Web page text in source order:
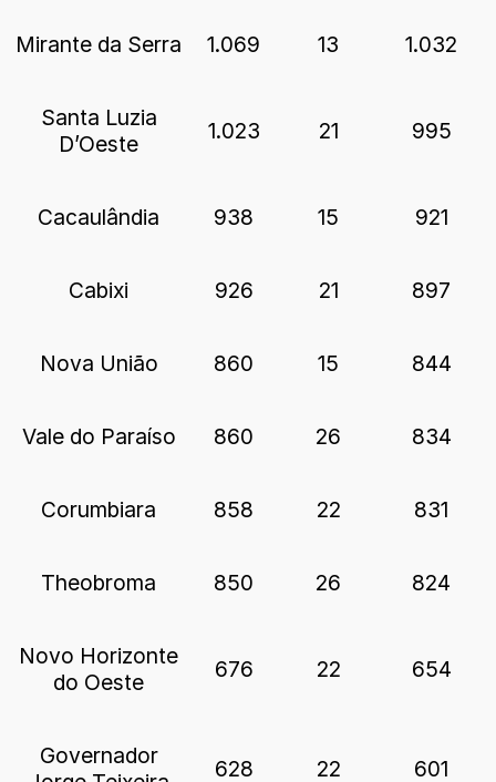
Mirante da Serra 1.069 13 1.032
Santa Luzia
D’Oeste
1.023 21 995
Cacaulândia 938 15 921
Cabixi 926 21 897
Nova União 860 15 844
Vale do Paraíso 860 26 834
Corumbiara 858 22 831
Theobroma 850 26 824
Novo Horizonte
do Oeste
676 22 654
Governador
628 22 601